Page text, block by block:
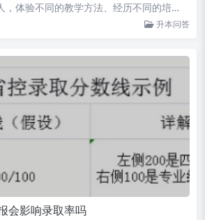
，体验不同的教学方法、经历不同的培…
升本问答
会影响录取率吗